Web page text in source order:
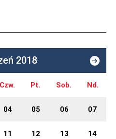
2018
Czw. Pt. Sob. Nd.
04 05 06 07
11 12 13 14